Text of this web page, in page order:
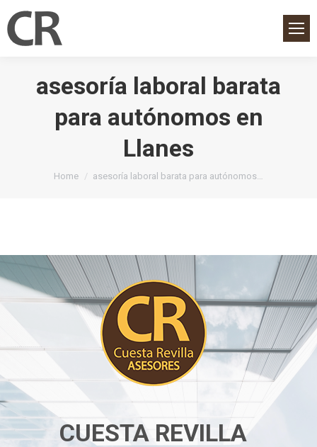
asesoría laboral barata
para autónomos en
Llanes
You are here:
Home asesoría laboral barata para autónomos…
CUESTA REVILLA